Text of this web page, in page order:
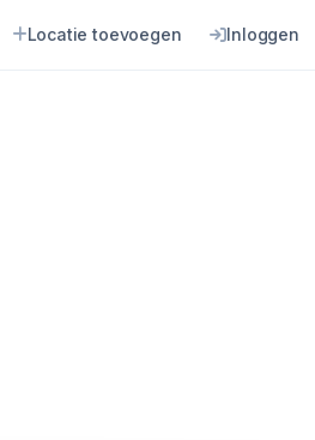
Locatie toevoegen Inloggen